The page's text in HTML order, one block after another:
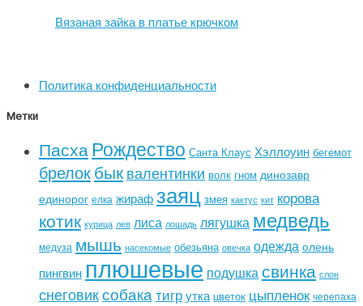
Вязаная зайка в платье крючком
Политика конфиденциальности
Метки
ПасхаРождество Санта Клаус Хэллоуин бегемот
брелокбыквалентинки волк гном динозавр
единорог елка жирафзаяц змея кактус кит корова
котик курица лев лиса лошадь лягушка медведь
медуза мышь насекомые обезьяна овечка одежда олень
пингвин плюшевые подушка свинка слон
снеговиксобака тигрутка цветок цыпленок черепаха